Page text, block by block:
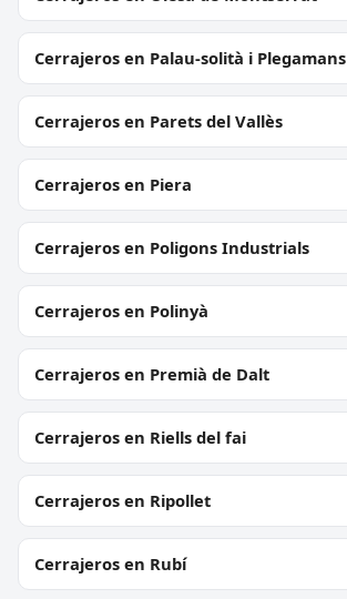
Cerrajeros en Palau-solità i Plegamans
Cerrajeros en Parets del Vallès
Cerrajeros en Piera
Cerrajeros en Poligons Industrials
Cerrajeros en Polinyà
Cerrajeros en Premià de Dalt
Cerrajeros en Riells del fai
Cerrajeros en Ripollet
Cerrajeros en Rubí